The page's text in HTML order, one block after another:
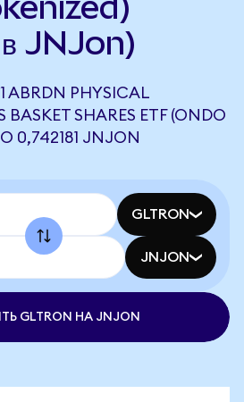
JNJon)
ABRDN PHYSICAL
BASKET SHARES ETF (ONDO
0,742181 JNJON
GLTRON
JNJON
GLTRON НА JNJON